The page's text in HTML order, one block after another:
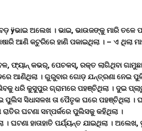
ÿଭାଇ ଅଲେଖ । ଭାଇ, ଭାଉଜଙ୍କୁ ମାରି
କଟୁରିରେ ହାଣି ପକାଇଥିଲା । – ଏ ଥିଲା
ଫ୍ୟାନ୍ କଭର୍, ପେଚକସ୍, ରକ୍ତ ଲାଗିଥିବା
ଆଣିଥିଲା । ଗୁରୁବାର ଗୋଡ଼ ଯନ୍ତ୍ରଣା ନେଇ
ଧରି କୁସୁପୁର ଗ୍ରାମରେ ପହଞ୍ଚିଥିଲା । ଦୁଇ
ସିଧାସଳଖ ତା ପୈତୃକ ଘରେ ପହଞ୍ଚିଥିଲା
ଘଟଣା ସମ୍ପର୍କରେ ପୁଲିସକୁ କହିଥିଲା ।
ଘଟଣା ହାତାହାତି ପର୍ଯ୍ୟନ୍ତ ଯାଇଥିଲା ।